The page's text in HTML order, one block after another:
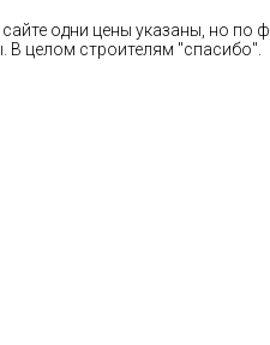
одни цены указаны, но по
целом строителям "спасибо".